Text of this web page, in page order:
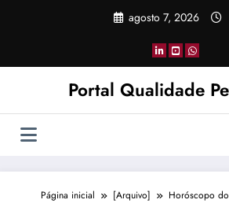
agosto 7, 2026
Portal Qualidade
Página inicial [Arquivo] Horóscopo